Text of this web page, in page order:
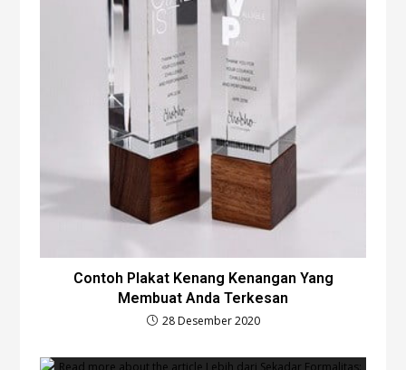
Contoh Plakat Kenang Kenangan Yang
Membuat Anda Terkesan
28 Desember 2020